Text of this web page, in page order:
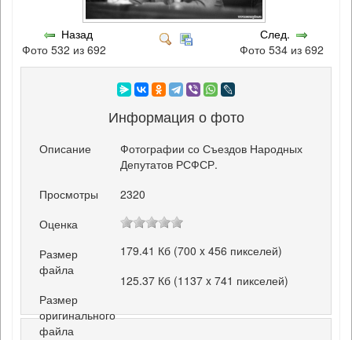
Назад
Фото 532 из 692
След.
Фото 534 из 692
Информация о фото
Описание
Фотографии со Съездов Народных
Депутатов РСФСР.
Просмотры
2320
Оценка
Размер
файла
179.41 Кб (700 x 456 пикселей)
Размер
оригинального
файла
125.37 Кб (1137 x 741 пикселей)